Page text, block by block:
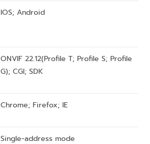
IOS; Android
ONVIF 22.12(Profile T; Profile S; Profile
G); CGI; SDK
Chrome; Firefox; IE
Single-address mode